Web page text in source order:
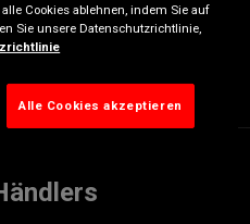
07:30
16:00
Cookies ablehnen, indem Sie auf
Sie unsere Datenschutzrichtlinie,
Alle Cookies akzeptieren